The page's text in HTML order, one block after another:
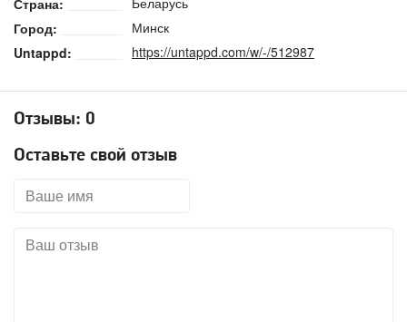
Страна:
Город:
Минск
Untappd:
https://untappd.com/w/-/512987
Отзывы: 0
Оставьте свой отзыв